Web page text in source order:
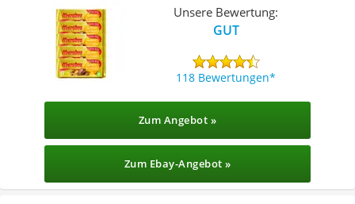
Unsere Bewertung:
GUT
118 Bewertungen
Zum Angebot »
Zum Ebay-Angebot »